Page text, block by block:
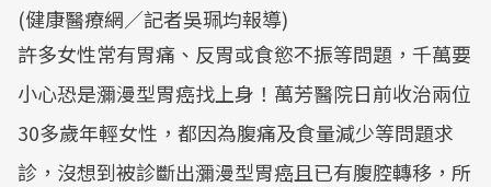
(健康醫療網／記者吳珮均報導)
許多女性常有胃痛、反胃或食慾不振等問題，千萬要
小心恐是瀰漫型胃癌找上身！萬芳醫院日前收治兩位
30多歲年輕女性，都因為腹痛及食量減少等問題求
診，沒想到被診斷出瀰漫型胃癌且已有腹腔轉移，所